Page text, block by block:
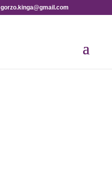
gorzo.kinga@gmail.com